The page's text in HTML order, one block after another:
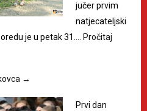
jučer prvim
natjecateljski
je u petak 31.… Pročitaj
→
Prvi dan